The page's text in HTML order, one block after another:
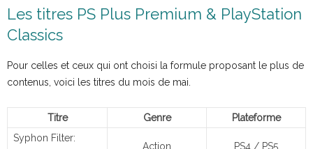
Les titres PS Plus Premium & PlayStation
Classics
Pour celles et ceux qui ont choisi la formule proposant le plus de
contenus, voici les titres du mois de mai.
Titre Genre
Plateforme
Syphon Filter:
Action PS4 / PS5